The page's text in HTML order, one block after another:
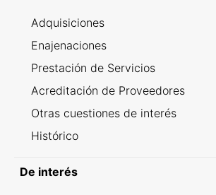
Adquisiciones
Enajenaciones
Prestación de Servicios
Acreditación de Proveedores
Otras cuestiones de interés
Histórico
De interés